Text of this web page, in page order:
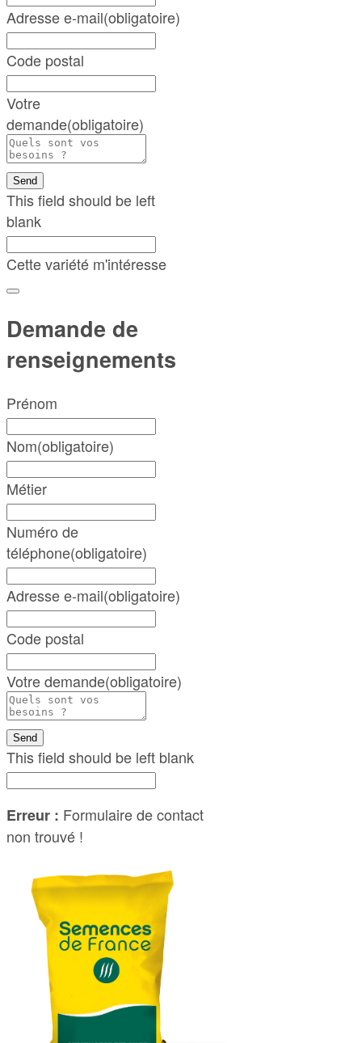
Adresse e-mail(obligatoire)
Code postal
Votre
demande(obligatoire)
Send
This field should be left
blank
Cette variété m'intéresse
Demande de
renseignements
Prénom
Nom(obligatoire)
Métier
Numéro de
téléphone(obligatoire)
Adresse e-mail(obligatoire)
Code postal
Votre demande(obligatoire)
Send
This field should be left blank
Erreur : Formulaire de contact
non trouvé !